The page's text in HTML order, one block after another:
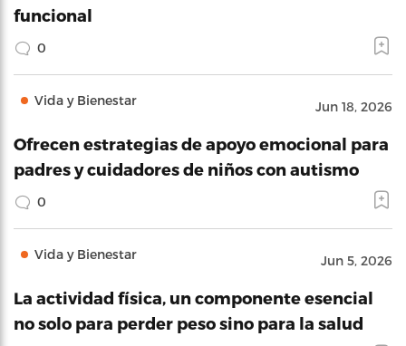
funcional
0
Vida y Bienestar Jun 18, 2026
Ofrecen estrategias de apoyo emocional para
padres y cuidadores de niños con autismo
0
Vida y Bienestar Jun 5, 2026
La actividad física, un componente esencial
no solo para perder peso sino para la salud